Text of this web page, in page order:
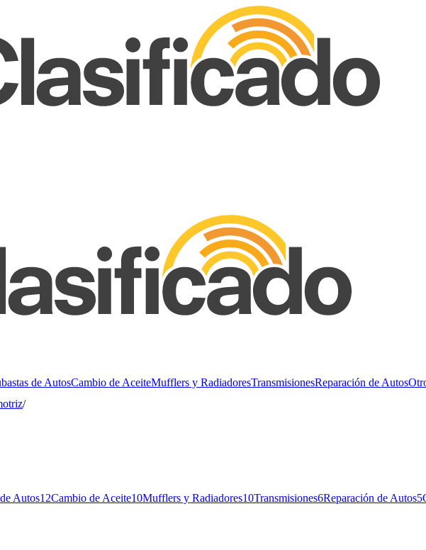
de AutosCambio de AceiteMufflers y RadiadoresTransmisionesReparación de Autos
/
Autos12Cambio de Aceite10Mufflers y Radiadores10Transmisiones6Reparación de Autos5